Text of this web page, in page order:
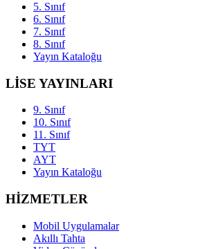
5. Sınıf
6. Sınıf
7. Sınıf
8. Sınıf
Yayın Kataloğu
LİSE YAYINLARI
9. Sınıf
10. Sınıf
11. Sınıf
TYT
AYT
Yayın Kataloğu
HİZMETLER
Mobil Uygulamalar
Akıllı Tahta